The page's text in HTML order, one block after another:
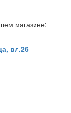
магазине:
вл.26